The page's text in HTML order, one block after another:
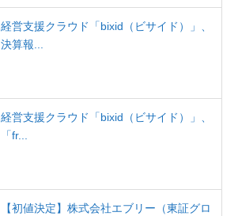
経営支援クラウド「bixid（ビサイド）」、
決算報...
経営支援クラウド「bixid（ビサイド）」、
「fr...
【初値決定】株式会社エブリー（東証グロ